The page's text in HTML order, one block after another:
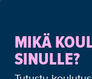
MIKÄ
SINULLE?